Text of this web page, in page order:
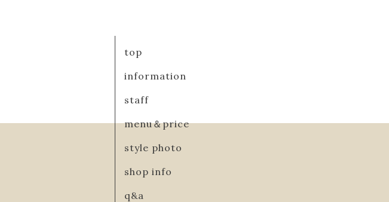
top
information
staff
menu＆price
style photo
shop info
q&a